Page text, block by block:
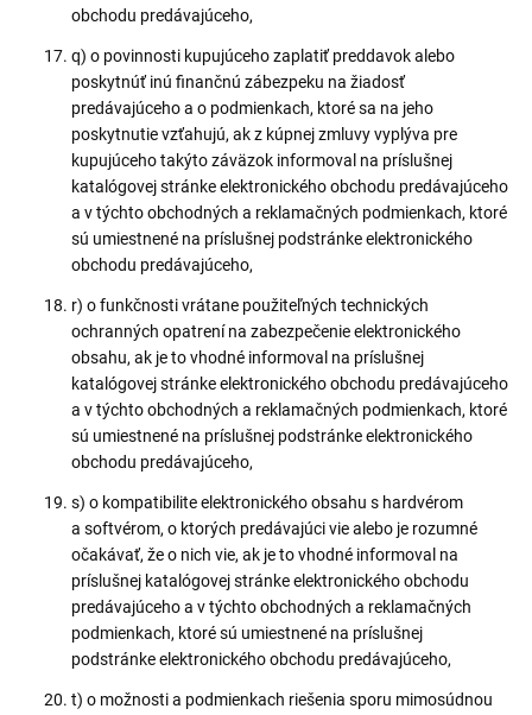
obchodu predávajúceho,
q) o povinnosti kupujúceho zaplatiť preddavok alebo
poskytnúť inú finančnú zábezpeku na žiadosť
predávajúceho a o podmienkach, ktoré sa na jeho
poskytnutie vzťahujú, ak z kúpnej zmluvy vyplýva pre
kupujúceho takýto záväzok informoval na príslušnej
katalógovej stránke elektronického obchodu predávajúceho
a v týchto obchodných a reklamačných podmienkach, ktoré
sú umiestnené na príslušnej podstránke elektronického
obchodu predávajúceho,
r) o funkčnosti vrátane použiteľných technických
ochranných opatrení na zabezpečenie elektronického
obsahu, ak je to vhodné informoval na príslušnej
katalógovej stránke elektronického obchodu predávajúceho
a v týchto obchodných a reklamačných podmienkach, ktoré
sú umiestnené na príslušnej podstránke elektronického
obchodu predávajúceho,
s) o kompatibilite elektronického obsahu s hardvérom
a softvérom, o ktorých predávajúci vie alebo je rozumné
očakávať, že o nich vie, ak je to vhodné informoval na
príslušnej katalógovej stránke elektronického obchodu
predávajúceho a v týchto obchodných a reklamačných
podmienkach, ktoré sú umiestnené na príslušnej
podstránke elektronického obchodu predávajúceho,
t) o možnosti a podmienkach riešenia sporu mimosúdnou